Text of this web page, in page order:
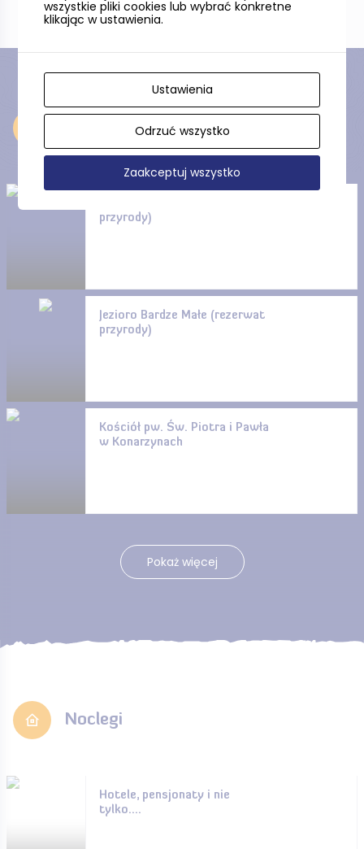
przyrody)
Jezioro Bardze Małe (rezerwat
przyrody)
Kościół pw. Św. Piotra i Pawła
w Konarzynach
Pokaż więcej
Noclegi
Hotele, pensjonaty i nie
tylko....
wszystkie pliki cookies lub wybrać konkretne
klikając w ustawienia.
Ustawienia
Odrzuć wszystko
Zaakceptuj wszystko